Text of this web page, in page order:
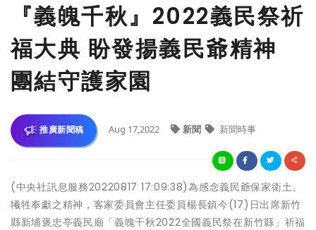
『義魄千秋』2022義民祭祈
福大典 盼發揚義民爺精神
團結守護家園
推廣新聞稿 Aug 17,2022 新聞 新聞時事
(中央社訊息服務20220817 17:09:38)為感念義民爺保家衛土、
犧牲奉獻之精神，客家委員會主任委員楊長鎮今(17)日出席新竹
縣新埔褒忠亭義民廟「義魄千秋2022全國義民祭在新竹縣」祈福